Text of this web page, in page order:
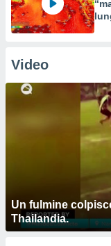
Video
Un fulmine
Thailandia.